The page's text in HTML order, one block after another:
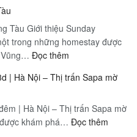
Tàu Giới thiệu Sunday
trong những homestay được
Vũng… Đọc thêm
10
Vũng
Tàu
| Hà Nội – Thị trấn Sapa mờ
| Hà Nội – Thị trấn Sapa mờ
khám phá… Đọc thêm